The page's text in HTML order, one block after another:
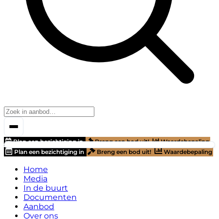
Plan een bezichtiging in Breng een bod uit!
Waardebepaling
Plan een bezichtiging in
Breng een bod uit! Waardebepaling
Home
Media
In de buurt
Documenten
Aanbod
Over ons